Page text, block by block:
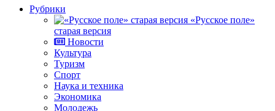
Рубрики
«Русское поле»
старая версия
Новости
Культура
Туризм
Спорт
Наука и техника
Экономика
Молодежь